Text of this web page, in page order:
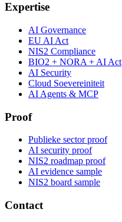
Expertise
AI Governance
EU AI Act
NIS2 Compliance
BIO2 + NORA + AI Act
AI Security
Cloud Soevereiniteit
AI Agents & MCP
Proof
Publieke sector proof
AI security proof
NIS2 roadmap proof
AI evidence sample
NIS2 board sample
Contact